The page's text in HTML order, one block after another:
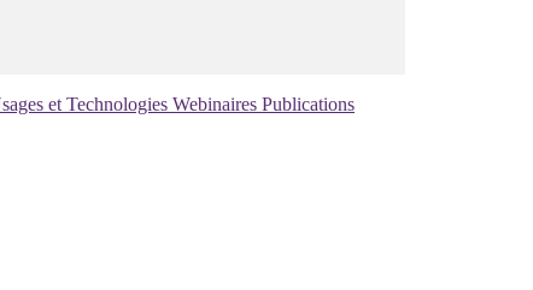
et Technologies Webinaires Publications